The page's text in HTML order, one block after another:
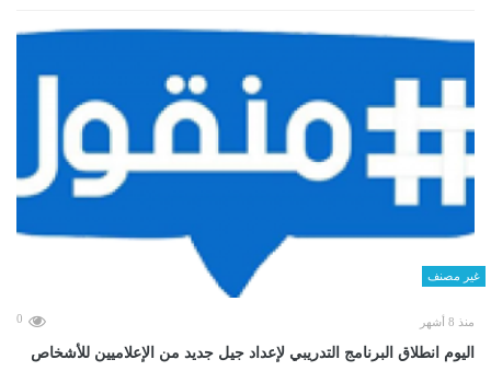
غير مصنف
منذ 8 أشهر 0
اليوم انطلاق البرنامج التدريبي لإعداد جيل جديد من الإعلاميين للأشخاص